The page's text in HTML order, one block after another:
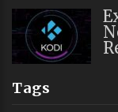
Tags